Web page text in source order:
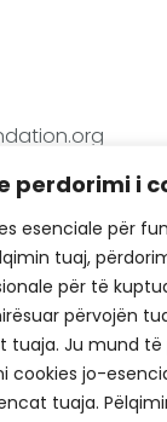
perdorimi i
esenciale për
tuaj,
për të
përvojën
tuaja. Ju mund
cookies jo-
tuaja.
H1, Kat.12, nr.